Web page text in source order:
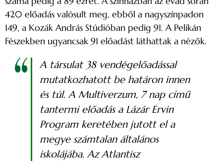
420 előadás valósult meg, ebből a nagyszínpadon
149, a Kozák András Stúdióban pedig 91. A Pelikán
Fészekben ugyancsak 91 előadást láthattak a nézők.
A társulat 38 vendégelőadással
mutatkozhatott be határon innen
és túl. A Multiverzum, 7 nap című
tantermi előadás a Lázár Ervin
Program keretében jutott el a
megye számtalan általános
iskolájába. Az Atlantisz